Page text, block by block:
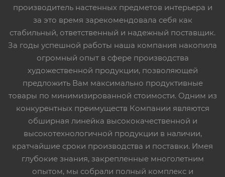
производитель настенных предметов интерьера и
за это время зарекомендовала себя как
стабильный, ответственный и надежный поставщик.
За годы успешной работы наша компания накопила
огромный опыт в сфере производства
художественной продукции, позволяющей
предложить Вам максимально продуктивные
товары по минимизированной стоимости. Одним из
конкурентных преимуществ Компании являются
обширная линейка высококачественной и
высокотехнологичной продукции в наличии,
кратчайшие сроки производства и поставки. Имея
глубокие знания, закрепленные многолетним
опытом, мы собрали полный комплекс и